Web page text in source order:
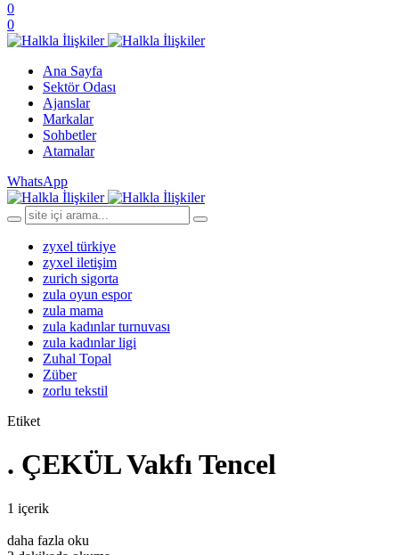
0
0
Ana Sayfa
Sektör Odası
Ajanslar
Markalar
Sohbetler
Atamalar
WhatsApp
zyxel türkiye
zyxel iletişim
zurich sigorta
zula oyun espor
zula mama
zula kadınlar turnuvası
zula kadınlar ligi
Zuhal Topal
Züber
zorlu tekstil
Etiket
. ÇEKÜL Vakfı Tencel
1 içerik
daha fazla oku